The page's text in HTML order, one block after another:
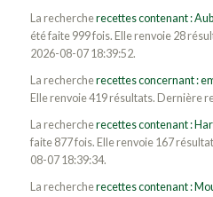
La rechercherecettes contenant :
été faite 999 fois. Elle renvoie 28
2026-08-07 18:39:52.
La rechercherecettes concernant :
Elle renvoie 419 résultats. Dernière
La rechercherecettes contenant :
faite 877 fois. Elle renvoie 167
08-07 18:39:34.
La rechercherecettes contenant :